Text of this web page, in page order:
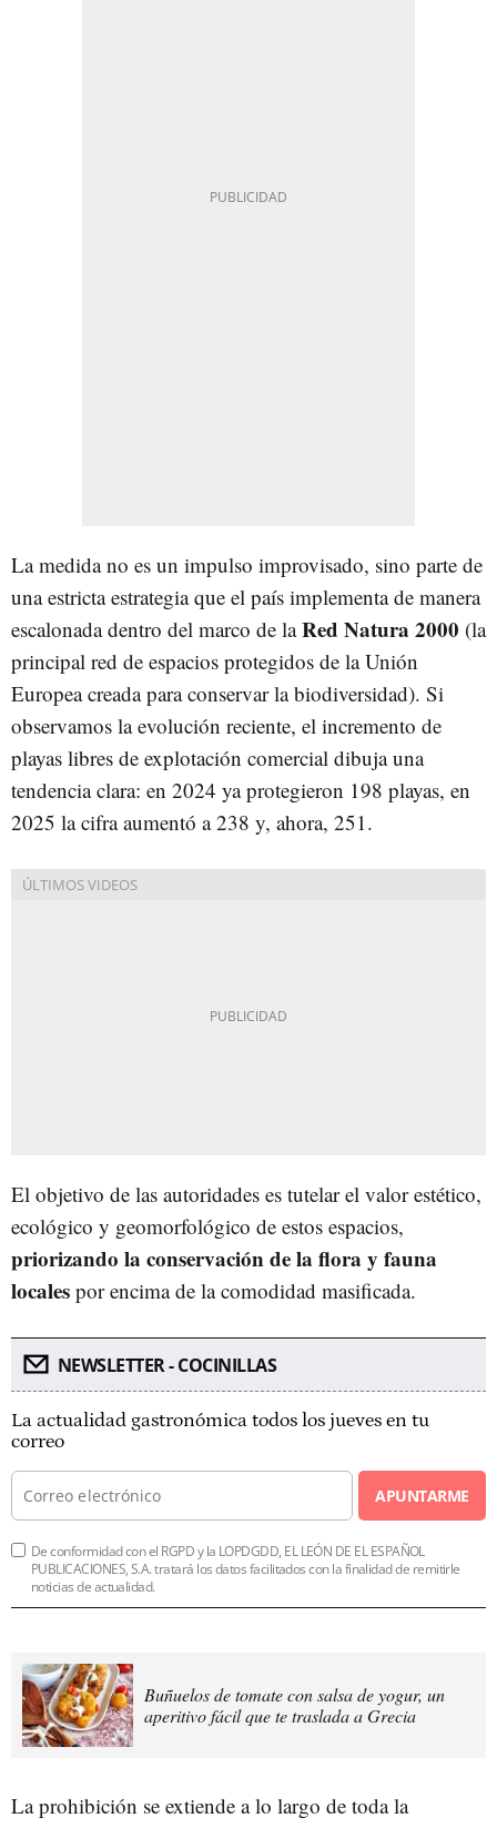
La medida no es un impulso improvisado, sino parte de
una estricta estrategia que el país implementa de manera
escalonada dentro del marco de laRed Natura 2000 (la
principal red de espacios protegidos de la Unión
Europea creada para conservar la biodiversidad). Si
observamos la evolución reciente, el incremento de
playas libres de explotación comercial dibuja una
tendencia clara: en 2024 ya protegieron 198 playas, en
2025 la cifra aumentó a 238 y, ahora, 251.
El objetivo de las autoridades es tutelar el valor estético,
ecológico y geomorfológico de estos espacios,
priorizando la conservación de la flora y fauna
locales por encima de la comodidad masificada.
NEWSLETTER - COCINILLAS
La actualidad gastronómica todos los jueves en tu
correo
APUNTARME
De conformidad con el RGPD y la LOPDGDD, EL LEÓN DE EL ESPAÑOL
PUBLICACIONES, S.A. tratará los datos facilitados con la finalidad de remitirle
noticias de actualidad.
Buñuelos de tomate con salsa de yogur, un
aperitivo fácil que te traslada a Grecia
La prohibición se extiende a lo largo de toda la